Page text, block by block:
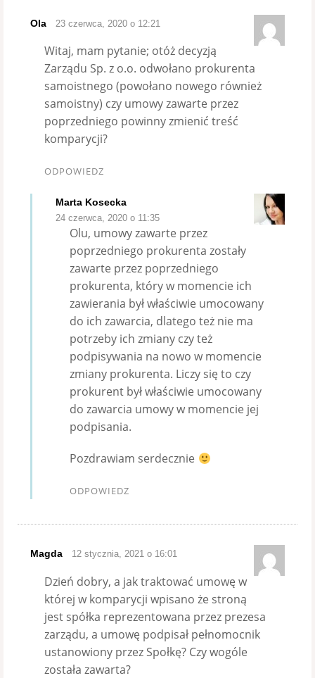
Ola 23 czerwca, 2020 o 12:21
Witaj, mam pytanie; otóż decyzją
Zarządu Sp. z o.o. odwołano prokurenta
samoistnego (powołano nowego również
samoistny) czy umowy zawarte przez
poprzedniego powinny zmienić treść
komparycji?
ODPOWIEDZ
Marta Kosecka
24 czerwca, 2020 o 11:35
Olu, umowy zawarte przez
poprzedniego prokurenta zostały
zawarte przez poprzedniego
prokurenta, który w momencie ich
zawierania był właściwie umocowany
do ich zawarcia, dlatego też nie ma
potrzeby ich zmiany czy też
podpisywania na nowo w momencie
zmiany prokurenta. Liczy się to czy
prokurent był właściwie umocowany
do zawarcia umowy w momencie jej
podpisania.
Pozdrawiam serdecznie
ODPOWIEDZ
Magda 12 stycznia, 2021 o 16:01
Dzień dobry, a jak traktować umowę w
której w komparycji wpisano że stroną
jest spółka reprezentowana przez prezesa
zarządu, a umowę podpisał pełnomocnik
ustanowiony przez Społkę? Czy wogóle
została zawarta?